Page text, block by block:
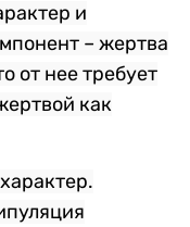
и
– жертва
от нее требует
как